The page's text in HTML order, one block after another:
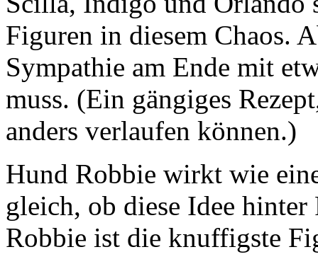
Figuren in diesem Chaos.
Sympathie am Ende mit
muss. (Ein gängiges
anders verlaufen können.)
Hund Robbie wirkt wie
gleich, ob diese Idee
Robbie ist die knuffigste